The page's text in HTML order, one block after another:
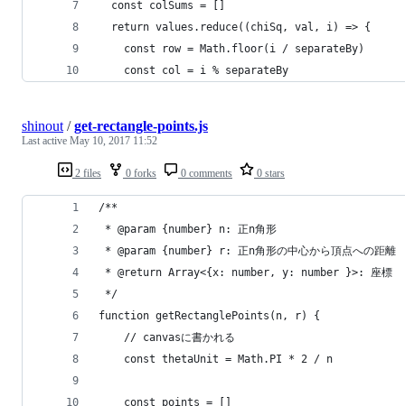
  const colSums = []
  return values.reduce((chiSq, val, i) => {
    const row = Math.floor(i / separateBy)
    const col = i % separateBy
2 files 0 forks 0 comments 0 stars
shinout /get-rectangle-points.js
Last active May 10, 2017 11:52
/**
* @param {number} n: 正n角形
* @param {number} r: 正n角形の中心から頂点への距離
* @return Array<{x: number, y: number }>: 座標
*/
function getRectanglePoints(n, r) {
    // canvasに書かれる
    const thetaUnit = Math.PI * 2 / n
    const points = []